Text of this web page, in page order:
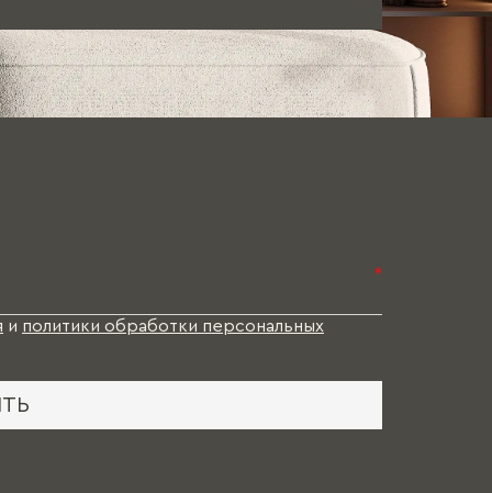
*
и политики обработки персональных